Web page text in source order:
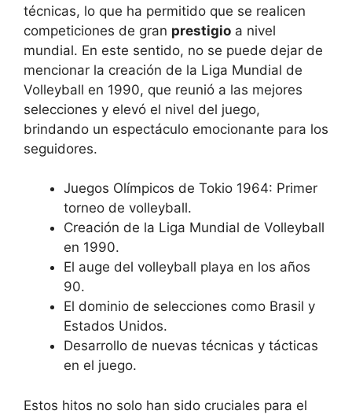
técnicas, lo que ha permitido que se realicen
competiciones de gran prestigio a nivel
mundial. En este sentido, no se puede dejar de
mencionar la creación de la Liga Mundial de
Volleyball en 1990, que reunió a las mejores
selecciones y elevó el nivel del juego,
brindando un espectáculo emocionante para los
seguidores.
Juegos Olímpicos de Tokio 1964: Primer
torneo de volleyball.
Creación de la Liga Mundial de Volleyball
en 1990.
El auge del volleyball playa en los años
90.
El dominio de selecciones como Brasil y
Estados Unidos.
Desarrollo de nuevas técnicas y tácticas
en el juego.
Estos hitos no solo han sido cruciales para el